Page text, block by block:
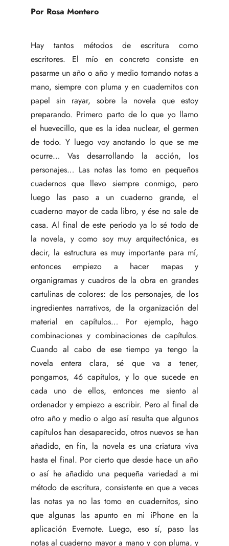
Por Rosa Montero
Hay tantos métodos de escritura como
escritores. El mío en concreto consiste en
pasarme un año o año y medio tomando notas a
mano, siempre con pluma y en cuadernitos con
papel sin rayar, sobre la novela que estoy
preparando. Primero parto de lo que yo llamo
el huevecillo, que es la idea nuclear, el germen
de todo. Y luego voy anotando lo que se me
ocurre… Vas desarrollando la acción, los
personajes… Las notas las tomo en pequeños
cuadernos que llevo siempre conmigo, pero
luego las paso a un cuaderno grande, el
cuaderno mayor de cada libro, y ése no sale de
casa. Al final de este periodo ya lo sé todo de
la novela, y como soy muy arquitectónica, es
decir, la estructura es muy importante para mí,
entonces empiezo a hacer mapas y
organigramas y cuadros de la obra en grandes
cartulinas de colores: de los personajes, de los
ingredientes narrativos, de la organización del
material en capítulos… Por ejemplo, hago
combinaciones y combinaciones de capítulos.
Cuando al cabo de ese tiempo ya tengo la
novela entera clara, sé que va a tener,
pongamos, 46 capítulos, y lo que sucede en
cada uno de ellos, entonces me siento al
ordenador y empiezo a escribir. Pero al final de
otro año y medio o algo así resulta que algunos
capítulos han desaparecido, otros nuevos se han
añadido, en fin, la novela es una criatura viva
hasta el final. Por cierto que desde hace un año
o así he añadido una pequeña variedad a mi
método de escritura, consistente en que a veces
las notas ya no las tomo en cuadernitos, sino
que algunas las apunto en mi iPhone en la
aplicación Evernote. Luego, eso sí, paso las
notas al cuaderno mayor a mano y con pluma, y